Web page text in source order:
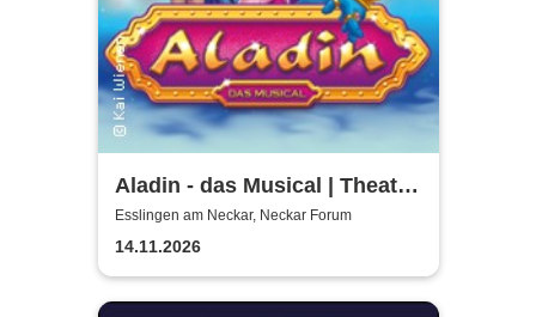
Aladin - das Musical | Theater
Liberi
Esslingen am Neckar, Neckar Forum
14.11.2026